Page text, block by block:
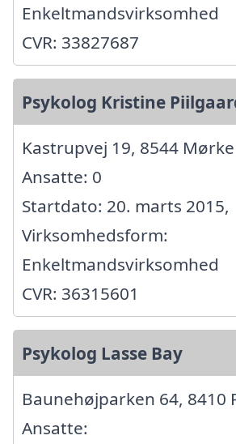
Enkeltmandsvirksomhed
CVR: 33827687
Psykolog Kristine
Kastrupvej 19, 8544 Mørke
Ansatte: 0
Startdato: 20. marts 2015,
Virksomhedsform:
Enkeltmandsvirksomhed
CVR: 36315601
Psykolog Lasse Bay
Baunehøjparken 64, 8410
Ansatte: